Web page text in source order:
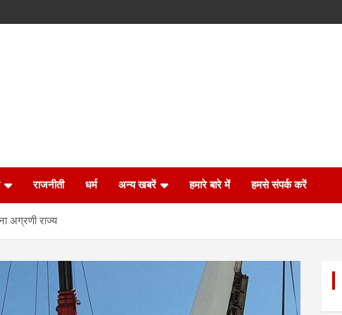
राजनीती धर्म अन्य खबरें हमारे बारे में हमसे संपर्क करें
अग्रणी राज्य